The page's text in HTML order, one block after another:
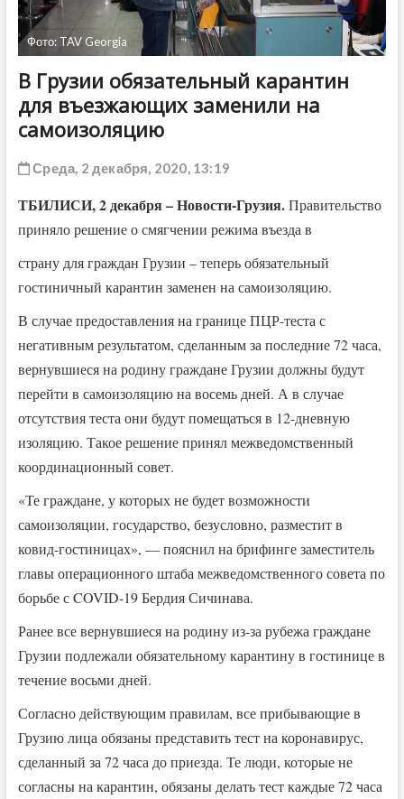
Фото: TAV Georgia
В Грузии обязательный карантин
для въезжающих заменили на
самоизоляцию
Среда, 2 декабря, 2020, 13:19
ТБИЛИСИ, 2 декабря – Новости-Грузия.Правительство
приняло решение о смягчении режима въезда в
страну для граждан Грузии – теперь обязательный
гостиничный карантин заменен на самоизоляцию.
В случае предоставления на границе ПЦР-теста с
негативным результатом, сделанным за последние 72 часа,
вернувшиеся на родину граждане Грузии должны будут
перейти в самоизоляцию на восемь дней. А в случае
отсутствия теста они будут помещаться в 12-дневную
изоляцию. Такое решение принял межведомственный
координационный совет.
«Те граждане, у которых не будет возможности
самоизоляции, государство, безусловно, разместит в
ковид-гостиницах», — пояснил на брифинге заместитель
главы операционного штаба межведомственного совета по
борьбе с COVID-19 Бердия Сичинава.
Ранее все вернувшиеся на родину из-за рубежа граждане
Грузии подлежали обязательному карантину в гостинице в
течение восьми дней.
Согласно действующим правилам, все прибывающие в
Грузию лица обязаны представить тест на коронавирус,
сделанный за 72 часа до приезда. Те люди, которые не
согласны на карантин, обязаны делать тест каждые 72 часа